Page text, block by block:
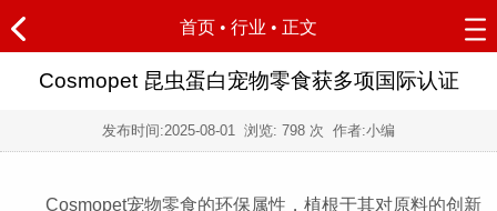
首页 • 行业 • 正文
Cosmopet 昆虫蛋白宠物零食获多项国际认证
发布时间:2025-08-01 浏览: 798 次 作者:小编
Cosmopet宠物零食的环保属性，植根于其对原料的创新